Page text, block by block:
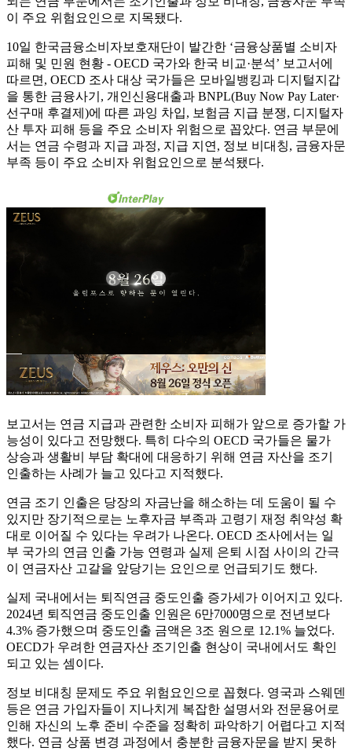
이 주요 위험요인으로 지목됐다.
10일 한국금융소비자보호재단이 발간한 ‘금융상품별 소비자
피해 및 민원 현황 - OECD 국가와 한국 비교·분석’ 보고서에
따르면, OECD 조사 대상 국가들은 모바일뱅킹과 디지털지갑
을 통한 금융사기, 개인신용대출과 BNPL(Buy Now Pay Later·
선구매 후결제)에 따른 과잉 차입, 보험금 지급 분쟁, 디지털자
산 투자 피해 등을 주요 소비자 위험으로 꼽았다. 연금 부문에
서는 연금 수령과 지급 과정, 지급 지연, 정보 비대칭, 금융자문
부족 등이 주요 소비자 위험요인으로 분석됐다.
보고서는 연금 지급과 관련한 소비자 피해가 앞으로 증가할 가
능성이 있다고 전망했다. 특히 다수의 OECD 국가들은 물가
상승과 생활비 부담 확대에 대응하기 위해 연금 자산을 조기
인출하는 사례가 늘고 있다고 지적했다.
연금 조기 인출은 당장의 자금난을 해소하는 데 도움이 될 수
있지만 장기적으로는 노후자금 부족과 고령기 재정 취약성 확
대로 이어질 수 있다는 우려가 나온다. OECD 조사에서는 일
부 국가의 연금 인출 가능 연령과 실제 은퇴 시점 사이의 간극
이 연금자산 고갈을 앞당기는 요인으로 언급되기도 했다.
실제 국내에서는 퇴직연금 중도인출 증가세가 이어지고 있다.
2024년 퇴직연금 중도인출 인원은 6만7000명으로 전년보다
4.3% 증가했으며 중도인출 금액은 3조 원으로 12.1% 늘었다.
OECD가 우려한 연금자산 조기인출 현상이 국내에서도 확인
되고 있는 셈이다.
정보 비대칭 문제도 주요 위험요인으로 꼽혔다. 영국과 스웨덴
등은 연금 가입자들이 지나치게 복잡한 설명서와 전문용어로
인해 자신의 노후 준비 수준을 정확히 파악하기 어렵다고 지적
했다. 연금 상품 변경 과정에서 충분한 금융자문을 받지 못하